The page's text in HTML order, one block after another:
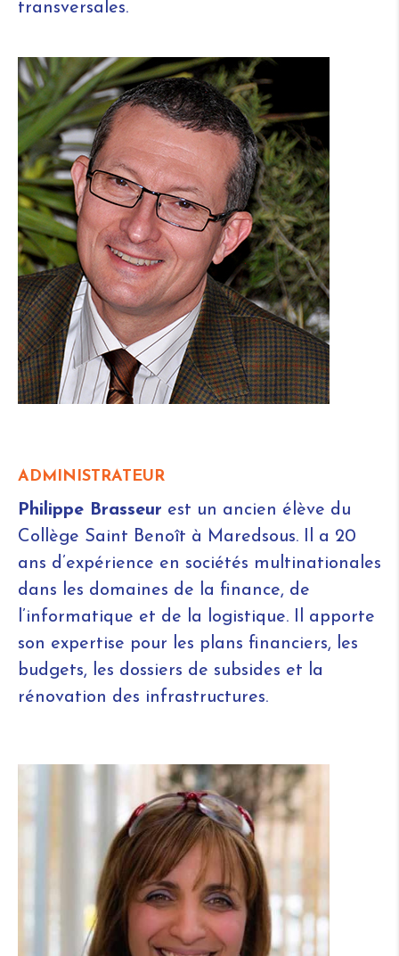
transversales.
ADMINISTRATEUR
Philippe Brasseur est un ancien élève du
Collège Saint Benoît à Maredsous. Il a 20
ans d’expérience en sociétés multinationales
dans les domaines de la finance, de
l’informatique et de la logistique. Il apporte
son expertise pour les plans financiers, les
budgets, les dossiers de subsides et la
rénovation des infrastructures.